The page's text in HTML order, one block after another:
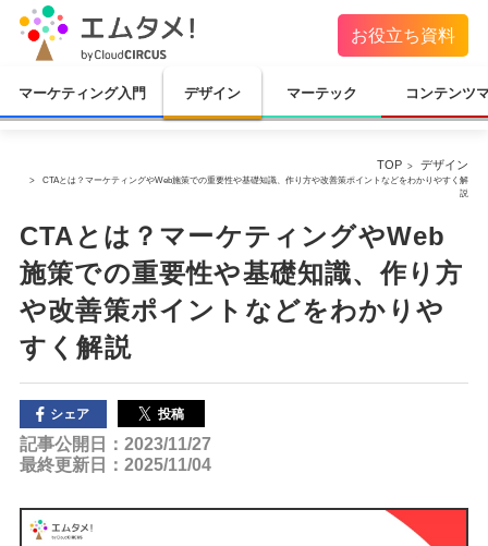
お役立ち資料
マーケティング入門 デザイン マーテック コンテンツ
TOP デザイン
CTAとは？マーケティングやWeb施策での重要性や基礎知識、作り方や改善策ポイントなどをわかりやすく解
説
CTAとは？マーケティングやWeb
施策での重要性や基礎知識、作り方
や改善策ポイントなどをわかりや
すく解説
シェア 投稿
記事公開日：2023/11/27
最終更新日：2025/11/04